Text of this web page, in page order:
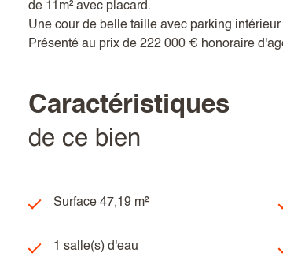
de 11m² avec placard.
Une cour de belle taille avec parking intérieur
Présenté au prix de 222 000 € honoraire
caractéristiques
de ce bien
Surface 47,19 m²
1 salle(s) d'eau